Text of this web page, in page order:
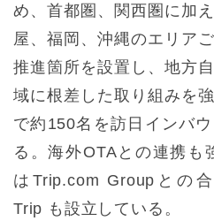
め、首都圏、関西圏に加
屋、福岡、沖縄のエリア
推進箇所を設置し、地方
域に根差した取り組みを
で約150名を訪日インバ
る。海外OTAとの連携も
はTrip.com Groupとの
Trip も設立している。